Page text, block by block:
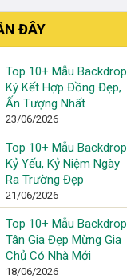
ĐÂY
Top 10+ Mẫu Backdrop
Ký Kết Hợp Đồng Đẹp,
Ấn Tượng Nhất
23/06/2026
Top 10+ Mẫu Backdrop
Kỷ Yếu, Kỷ Niệm Ngày
Ra Trường Đẹp
21/06/2026
Top 10+ Mẫu Backdrop
Tân Gia Đẹp Mừng Gia
Chủ Có Nhà Mới
18/06/2026